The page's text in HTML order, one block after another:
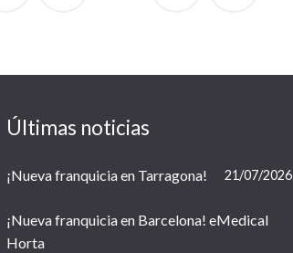
Últimas noticias
¡Nueva franquicia en Tarragona! 21/07/2026
¡Nueva franquicia en Barcelona! eMedical
Horta